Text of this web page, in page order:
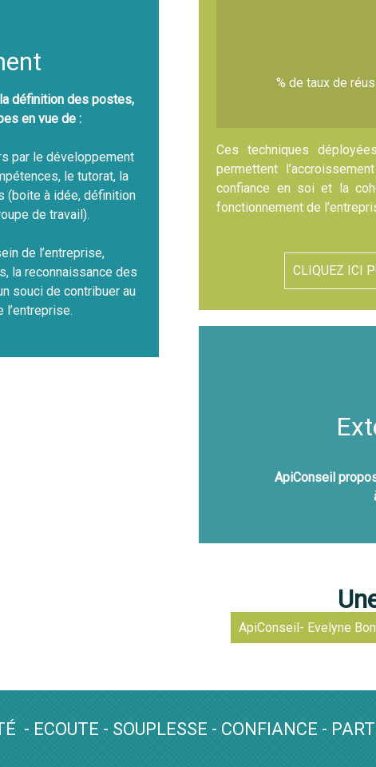
définition des postes,
en vue de :
par le développement
le tutorat, la
(boite à idée, définition
de travail).
de l’entreprise,
la reconnaissance des
souci de contribuer au
% de taux de
Ces techniques
permettent
confiance en soi et la
fonctionnement de
CLIQUEZ ICI
ApiConseil
ApiConseil- Evelyne
- ECOUTE - SOUPLESSE - CONFIANCE -